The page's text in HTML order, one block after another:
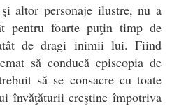
altor personaje ilustre, nu a
pentru foarte puţin timp de
de dragi inimii lui. Fiind
să conducă episcopia de
să se consacre cu toate
învăţăturii creştine împotriva